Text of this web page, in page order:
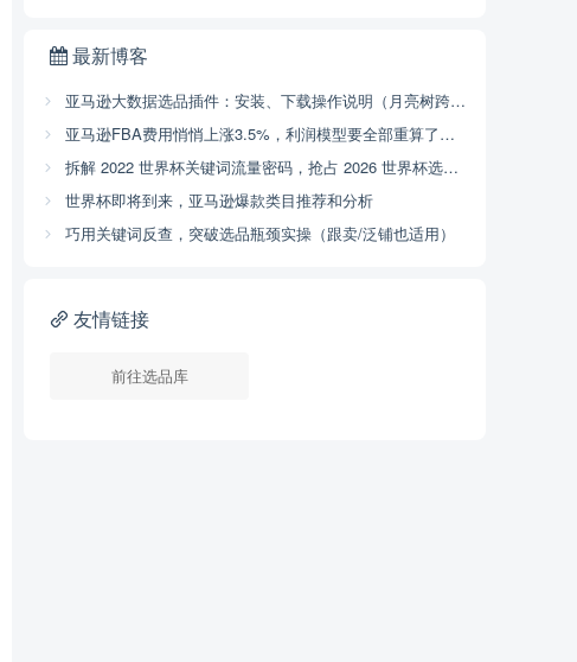
最新博客
亚马逊大数据选品插件：安装、下载操作说明（月亮树跨境）
亚马逊FBA费用悄悄上涨3.5%，利润模型要全部重算了（2026年4月17号已开始执行，附解决方案）
拆解 2022 世界杯关键词流量密码，抢占 2026 世界杯选品商机
世界杯即将到来，亚马逊爆款类目推荐和分析
巧用关键词反查，突破选品瓶颈实操（跟卖/泛铺也适用）
友情链接
前往选品库